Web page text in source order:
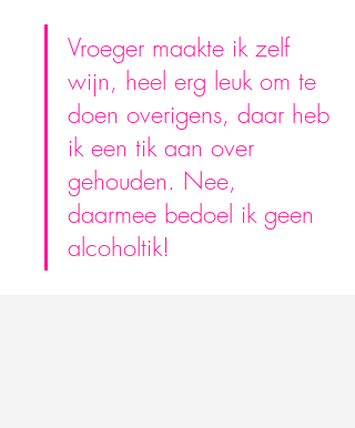
Vroeger maakte ik zelf
wijn, heel erg leuk om te
doen overigens, daar heb
ik een tik aan over
gehouden. Nee,
daarmee bedoel ik geen
alcoholtik!